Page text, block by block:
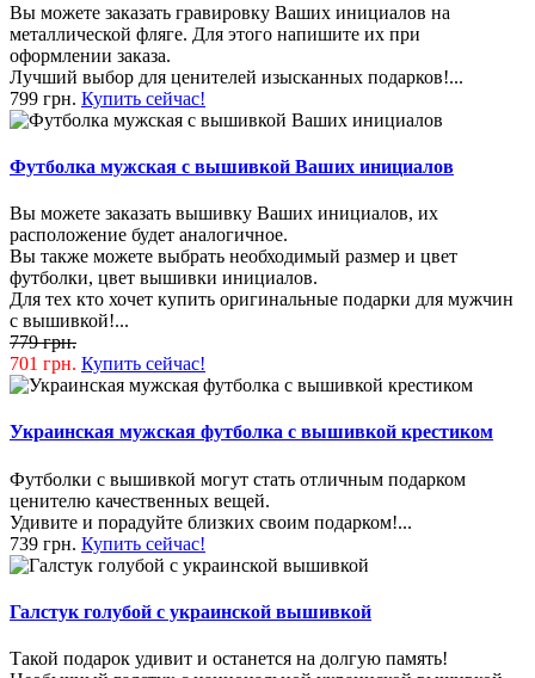
Вы можете заказать гравировку Ваших инициалов на
металлической фляге. Для этого напишите их при
оформлении заказа.
Лучший выбор для ценителей изысканных подарков!...
799 грн. Купить сейчас!
Футболка мужская с вышивкой Ваших инициалов
Вы можете заказать вышивку Ваших инициалов, их
расположение будет аналогичное.
Вы также можете выбрать необходимый размер и цвет
футболки, цвет вышивки инициалов.
Для тех кто хочет купить оригинальные подарки для мужчин
с вышивкой!...
779 грн.
701 грн. Купить сейчас!
Украинская мужская футболка с вышивкой крестиком
Футболки с вышивкой могут стать отличным подарком
ценителю качественных вещей.
Удивите и порадуйте близких своим подарком!...
739 грн. Купить сейчас!
Галстук голубой с украинской вышивкой
Такой подарок удивит и останется на долгую память!